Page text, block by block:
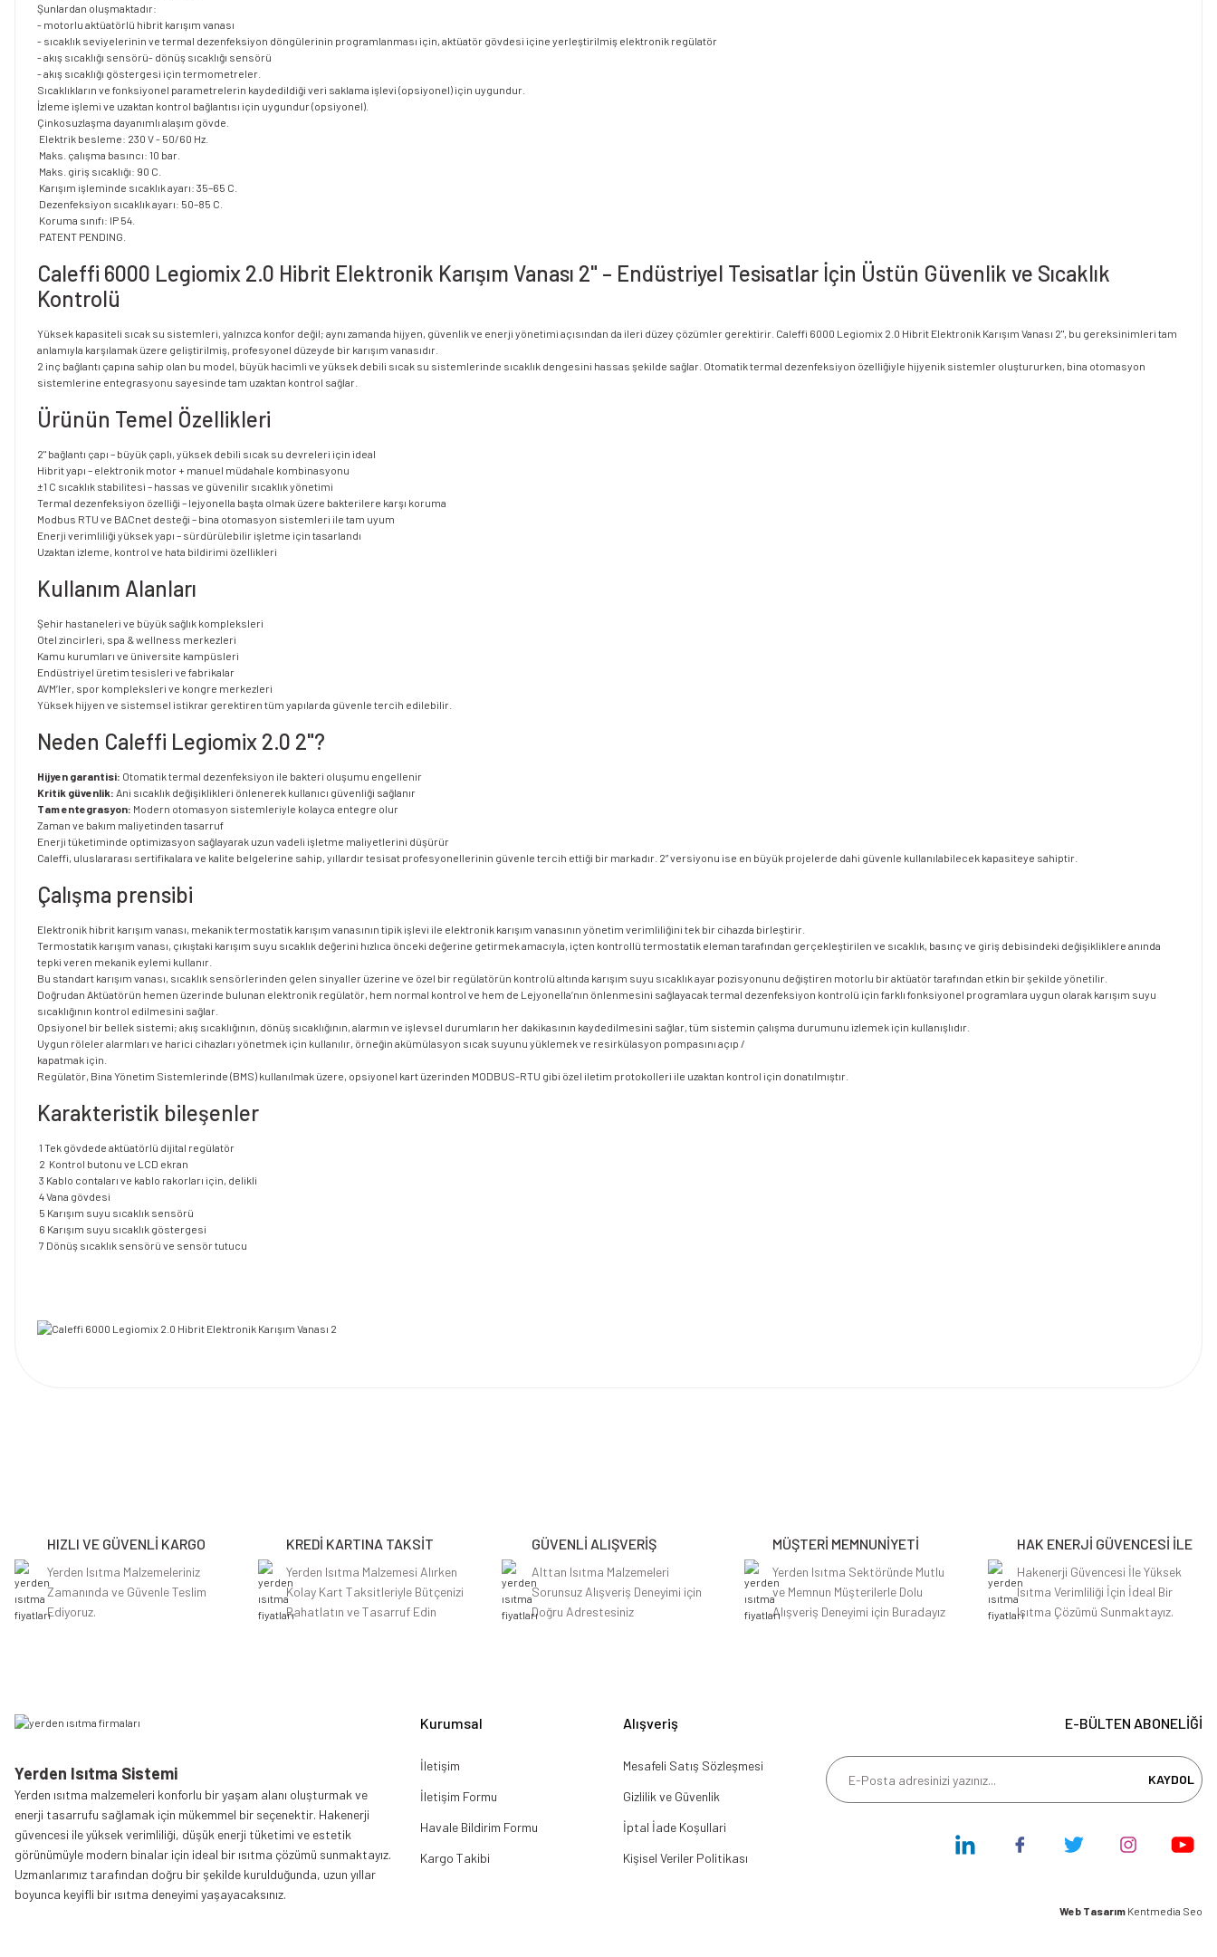
Şunlardan oluşmaktadır:
- motorlu aktüatörlü hibrit karışım vanası
- sıcaklık seviyelerinin ve termal dezenfeksiyon döngülerinin programlanması için, aktüatör gövdesi içine yerleştirilmiş elektronik regülatör
- akış sıcaklığı sensörü- dönüş sıcaklığı sensörü
- akış sıcaklığı göstergesi için termometreler.
Sıcaklıkların ve fonksiyonel parametrelerin kaydedildiği veri saklama işlevi (opsiyonel) için uygundur.
İzleme işlemi ve uzaktan kontrol bağlantısı için uygundur (opsiyonel).
Çinkosuzlaşma dayanımlı alaşım gövde.
Elektrik besleme: 230 V - 50/60 Hz.
Maks. çalışma basıncı: 10 bar.
Maks. giriş sıcaklığı: 90 C.
Karışım işleminde sıcaklık ayarı: 35–65 C.
Dezenfeksiyon sıcaklık ayarı: 50–85 C.
Koruma sınıfı: IP 54.
PATENT PENDING.
Caleffi 6000 Legiomix 2.0 Hibrit Elektronik Karışım Vanası 2" – Endüstriyel Tesisatlar İçin Üstün Güvenlik ve Sıcaklık
Kontrolü
Yüksek kapasiteli sıcak su sistemleri, yalnızca konfor değil; aynı zamanda hijyen, güvenlik ve enerji yönetimi açısından da ileri düzey çözümler gerektirir. Caleffi 6000 Legiomix 2.0 Hibrit Elektronik Karışım Vanası 2", bu gereksinimleri tam
anlamıyla karşılamak üzere geliştirilmiş, profesyonel düzeyde bir karışım vanasıdır.
2 inç bağlantı çapına sahip olan bu model, büyük hacimli ve yüksek debili sıcak su sistemlerinde sıcaklık dengesini hassas şekilde sağlar. Otomatik termal dezenfeksiyon özelliğiyle hijyenik sistemler oluştururken, bina otomasyon
sistemlerine entegrasyonu sayesinde tam uzaktan kontrol sağlar.
Ürünün Temel Özellikleri
2" bağlantı çapı – büyük çaplı, yüksek debili sıcak su devreleri için ideal
Hibrit yapı – elektronik motor + manuel müdahale kombinasyonu
±1 C sıcaklık stabilitesi – hassas ve güvenilir sıcaklık yönetimi
Termal dezenfeksiyon özelliği – lejyonella başta olmak üzere bakterilere karşı koruma
Modbus RTU ve BACnet desteği – bina otomasyon sistemleri ile tam uyum
Enerji verimliliği yüksek yapı – sürdürülebilir işletme için tasarlandı
Uzaktan izleme, kontrol ve hata bildirimi özellikleri
Kullanım Alanları
Şehir hastaneleri ve büyük sağlık kompleksleri
Otel zincirleri, spa & wellness merkezleri
Kamu kurumları ve üniversite kampüsleri
Endüstriyel üretim tesisleri ve fabrikalar
AVM’ler, spor kompleksleri ve kongre merkezleri
Yüksek hijyen ve sistemsel istikrar gerektiren tüm yapılarda güvenle tercih edilebilir.
Neden Caleffi Legiomix 2.0 2"?
Hijyen garantisi: Otomatik termal dezenfeksiyon ile bakteri oluşumu engellenir
Kritik güvenlik: Ani sıcaklık değişiklikleri önlenerek kullanıcı güvenliği sağlanır
Tam entegrasyon: Modern otomasyon sistemleriyle kolayca entegre olur
Zaman ve bakım maliyetinden tasarruf
Enerji tüketiminde optimizasyon sağlayarak uzun vadeli işletme maliyetlerini düşürür
Caleffi, uluslararası sertifikalara ve kalite belgelerine sahip, yıllardır tesisat profesyonellerinin güvenle tercih ettiği bir markadır. 2” versiyonu ise en büyük projelerde dahi güvenle kullanılabilecek kapasiteye sahiptir.
Çalışma prensibi
Elektronik hibrit karışım vanası, mekanik termostatik karışım vanasının tipik işlevi ile elektronik karışım vanasının yönetim verimliliğini tek bir cihazda birleştirir.
Termostatik karışım vanası, çıkıştaki karışım suyu sıcaklık değerini hızlıca önceki değerine getirmek amacıyla, içten kontrollü termostatik eleman tarafından gerçekleştirilen ve sıcaklık, basınç ve giriş debisindeki değişikliklere anında
tepki veren mekanik eylemi kullanır.
Bu standart karışım vanası, sıcaklık sensörlerinden gelen sinyaller üzerine ve özel bir regülatörün kontrolü altında karışım suyu sıcaklık ayar pozisyonunu değiştiren motorlu bir aktüatör tarafından etkin bir şekilde yönetilir.
Doğrudan Aktüatörün hemen üzerinde bulunan elektronik regülatör, hem normal kontrol ve hem de Lejyonella’nın önlenmesini sağlayacak termal dezenfeksiyon kontrolü için farklı fonksiyonel programlara uygun olarak karışım suyu
sıcaklığının kontrol edilmesini sağlar.
Opsiyonel bir bellek sistemi; akış sıcaklığının, dönüş sıcaklığının, alarmın ve işlevsel durumların her dakikasının kaydedilmesini sağlar, tüm sistemin çalışma durumunu izlemek için kullanışlıdır.
Uygun röleler alarmları ve harici cihazları yönetmek için kullanılır, örneğin akümülasyon sıcak suyunu yüklemek ve resirkülasyon pompasını açıp /
kapatmak için.
Regülatör, Bina Yönetim Sistemlerinde (BMS) kullanılmak üzere, opsiyonel kart üzerinden MODBUS-RTU gibi özel iletim protokolleri ile uzaktan kontrol için donatılmıştır.
Karakteristik bileşenler
1 Tek gövdede aktüatörlü dijital regülatör
2 Kontrol butonu ve LCD ekran
3 Kablo contaları ve kablo rakorları için, delikli
4 Vana gövdesi
5 Karışım suyu sıcaklık sensörü
6 Karışım suyu sıcaklık göstergesi
7 Dönüş sıcaklık sensörü ve sensör tutucu
Ürün bilgilerinde hatalar bulunuyor.
Ürün fiyatı diğer sitelerden daha pahalı.
Bu ürüne benzer farklı alternatifler olmalı.
HIZLI VE GÜVENLİ KARGO
Yerden Isıtma Malzemeleriniz
Zamanında ve Güvenle Teslim
Ediyoruz.
KREDİ KARTINA TAKSİT
Yerden Isıtma Malzemesi Alırken
Kolay Kart Taksitleriyle Bütçenizi
Rahatlatın ve Tasarruf Edin
GÜVENLİ ALIŞVERİŞ
Alttan Isıtma Malzemeleri
Sorunsuz Alışveriş Deneyimi için
Doğru Adrestesiniz
MÜŞTERİ MEMNUNİYETİ
Yerden Isıtma Sektöründe Mutlu
ve Memnun Müşterilerle Dolu
Alışveriş Deneyimi için Buradayız
HAK ENERJİ GÜVENCESİ İLE
Hakenerji Güvencesi İle Yüksek
Isıtma Verimliliği İçin İdeal Bir
Isıtma Çözümü Sunmaktayız.
Yerden Isıtma Sistemi
Yerden ısıtma malzemeleri konforlu bir yaşam alanı oluşturmak ve
enerji tasarrufu sağlamak için mükemmel bir seçenektir. Hakenerji
güvencesi ile yüksek verimliliği, düşük enerji tüketimi ve estetik
görünümüyle modern binalar için ideal bir ısıtma çözümü sunmaktayız.
Uzmanlarımız tarafından doğru bir şekilde kurulduğunda, uzun yıllar
boyunca keyifli bir ısıtma deneyimi yaşayacaksınız.
Kurumsal
İletişim
İletişim Formu
Havale Bildirim Formu
Kargo Takibi
Alışveriş
Mesafeli Satış Sözleşmesi
Gizlilik ve Güvenlik
İptal İade Koşullari
Kişisel Veriler Politikası
E-BÜLTEN ABONELİĞİ
KAYDOL
Web Tasarım Kentmedia Seo